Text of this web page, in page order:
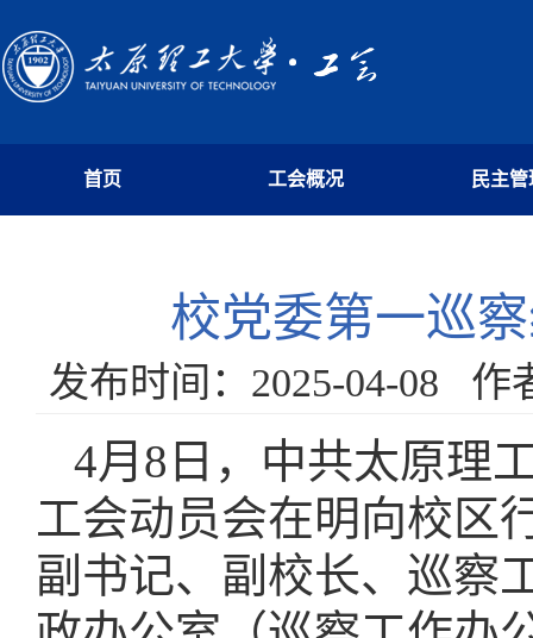
首页 工会概况 民主管
校党委第一巡
发布时间：2025-04-08
4月8日，中共太原理
工会动员会在明向校区
副书记、副校长、巡察